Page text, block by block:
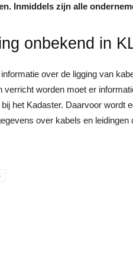
Inmiddels zijn alle
onbekend in
over de ligging van
worden moet er
het Kadaster. Daarvoor wordt
over kabels en leidingen